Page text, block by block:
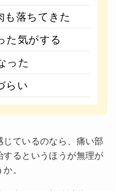
も落ちてきた
た気がする
った
らい
ているのなら、痛い部
るというほうが無理が
。